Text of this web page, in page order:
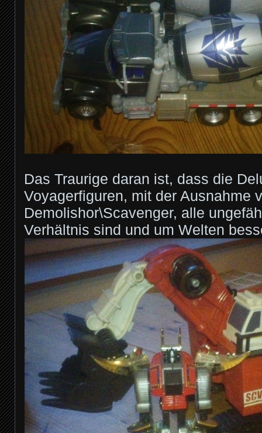
Das Traurige daran ist, dass die
Voyagerfiguren, mit der Ausnahme
Demolishor\Scavenger, alle
Verhältnis sind und um Welten